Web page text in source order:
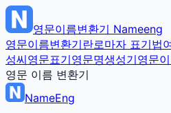
영문이름변환기 Nameeng
영문이름변환기란로마자 표기법
성씨영문표기영문명생성기영문
영문 이름 변환기
NameEng